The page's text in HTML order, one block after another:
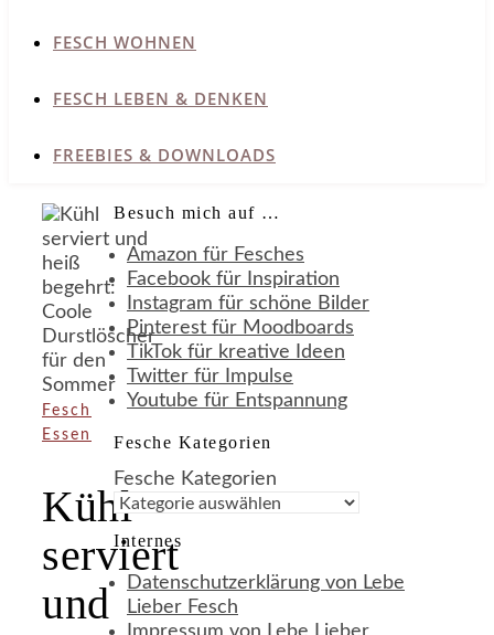
FESCH WOHNEN
FESCH LEBEN & DENKEN
FREEBIES & DOWNLOADS
Fesch
Essen
Kühl
serviert
und
Besuch mich auf …
Amazon für Fesches
Facebook für Inspiration
Instagram für schöne Bilder
Pinterest für Moodboards
TikTok für kreative Ideen
Twitter für Impulse
Youtube für Entspannung
Fesche Kategorien
Fesche Kategorien
Internes
Datenschutzerklärung von Lebe
Lieber Fesch